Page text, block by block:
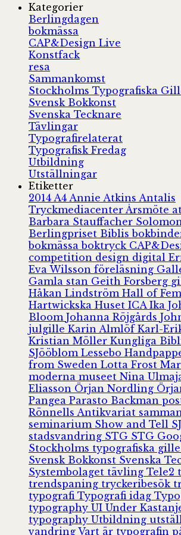
Kategorier
Berlingdagen
bokmässa
CAP&Design Live
Konstfack
resa
Sammankomst
Stockholms Typografiska
Svensk Bokkonst
Svenska Tecknare
Tävlingar
Typografirelaterat
Typografisk Fredag
Utbildning
Utställningar
Etiketter
2014 A4 Annie Atkins Antalis
Tryckmediacenter Årsmöte
Barbara Stauffacher Solomon
Berlingpriset Biblis
bokmässaboktryck
competition design digital
Eva Wilsson föreläsning
Gamla stan Geith Forsberg
Håkan Lindström Hall of
Hartwickska Huset ICA Ika
Bloom Johanna Röjgårds
julgille Karin Almlöf Karl-
Kristian Möller Kungliga
SJööblom Lessebo
from Sweden Lotta Frost
moderna museet Nina
Eliasson Örjan Nordling
Pangea Parasto Backman
Rönnells Antikvariat
seminarium Show and Tell SJ
stadsvandring STG STG
Stockholms typografiska gille
Svensk Bokkonst Svenska
Systembolaget tävling Tele2
trendspaning tryckeribesök
typografi Typografi idag
typography UI Under
typography Utbildning
vandring Vart är typografin